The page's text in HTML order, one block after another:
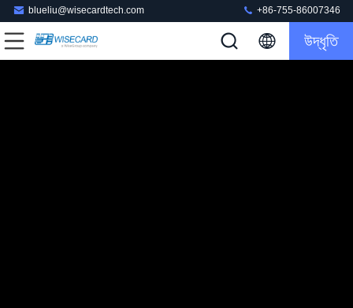
blueliu@wisecardtech.com +86-755-86007346
উদ্ধৃতি